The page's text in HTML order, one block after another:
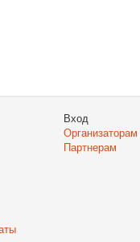
Вход
Организаторам
Партнерам